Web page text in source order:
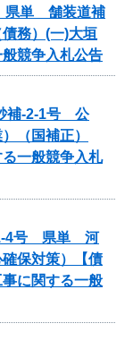
県単 舗装道補
務）(一)大垣
競争入札公告
補-2-1号 公
（国補正）
一般競争入札
1-4号 県単 河
保対策）【債
に関する一般